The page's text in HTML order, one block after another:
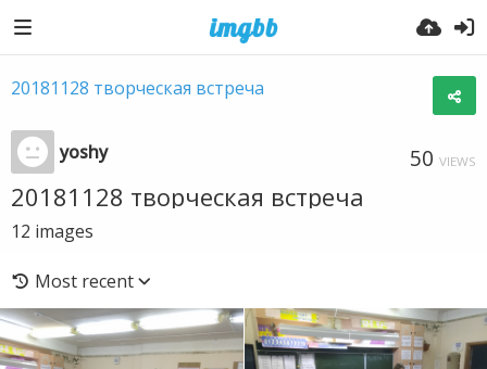
20181128 творческая встреча
yoshy 50 VIEWS
20181128 творческая встреча
12 images
Most recent